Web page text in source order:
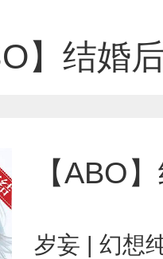
】结婚
【ABO
岁妄 | 幻想